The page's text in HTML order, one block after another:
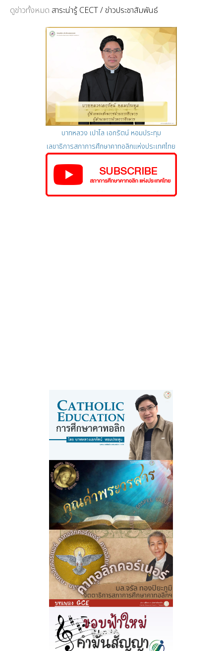
ดูข่าวทั้งหมด สาระน่ารู้ CECT / ข่าวประชาสัมพันธ์
บาทหลวง เปาโล เอกรัตน์ หอมประทุม
เลขาธิการสภาการศึกษาคาทอลิกแห่งประเทศไทย